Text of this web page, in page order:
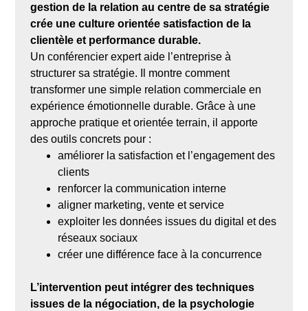
gestion de la relation au centre de sa stratégie
crée une culture orientée satisfaction de la
clientèle et performance durable.
Un conférencier expert aide l’entreprise à
structurer sa stratégie. Il montre comment
transformer une simple relation commerciale en
expérience émotionnelle durable. Grâce à une
approche pratique et orientée terrain, il apporte
des outils concrets pour :
améliorer la satisfaction et l’engagement des
clients
renforcer la communication interne
aligner marketing, vente et service
exploiter les données issues du digital et des
réseaux sociaux
créer une différence face à la concurrence
L’intervention peut intégrer des techniques
issues de la négociation, de la psychologie